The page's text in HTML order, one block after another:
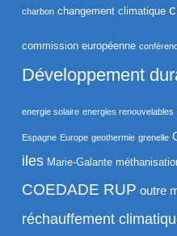
charbon changement climatique
commission européenne
Développement
energie solaire energies renouvelables
Espagne Europe geothermie grenelle
iles Marie-Galante
COEDADE RUP outre
réchauffement